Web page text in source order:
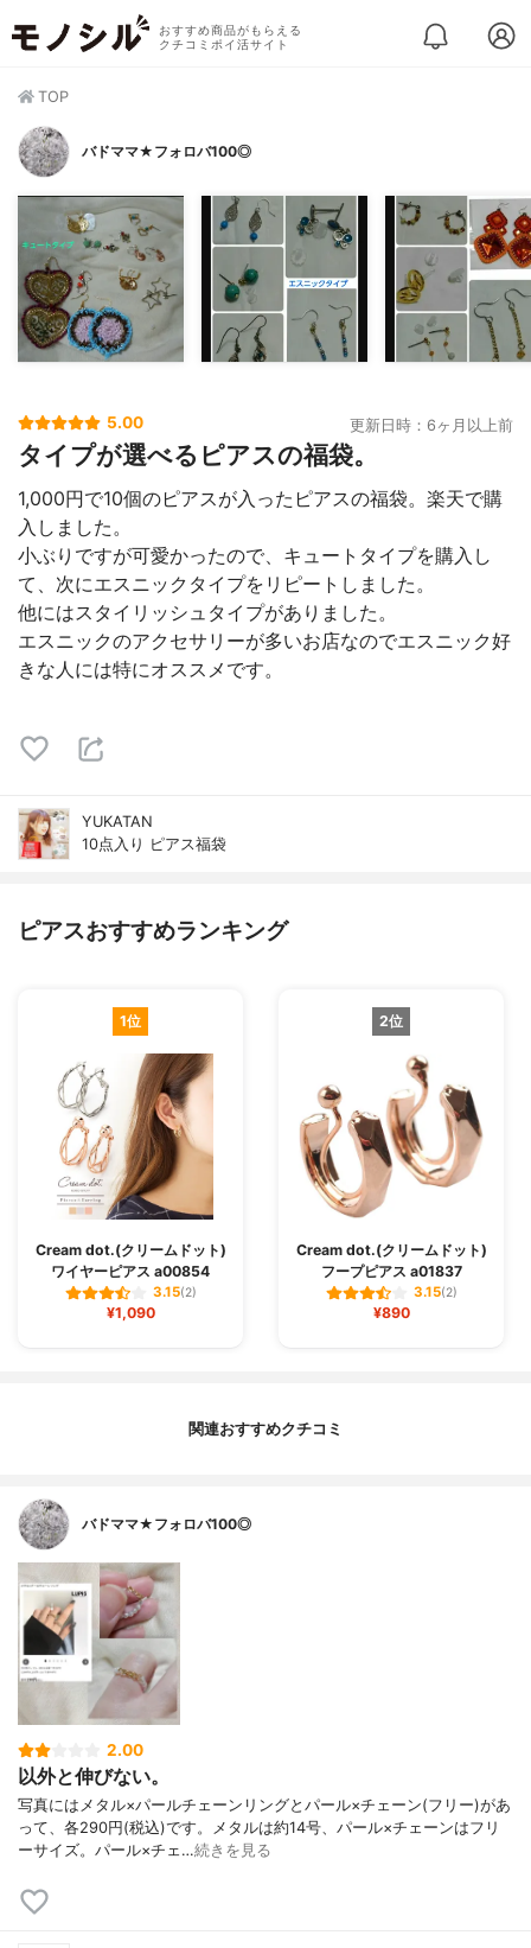
おすすめ商品がもらえる
クチコミポイ活サイト
TOP
バドママ★フォロバ100◎
5.00 更新日時：6ヶ月以上前
タイプが選べるピアスの福袋。
1,000円で10個のピアスが入ったピアスの福袋。楽天で購
入しました。
小ぶりですが可愛かったので、キュートタイプを購入し
て、次にエスニックタイプをリピートしました。
他にはスタイリッシュタイプがありました。
エスニックのアクセサリーが多いお店なのでエスニック好
きな人には特にオススメです。
YUKATAN
10点入り ピアス福袋
ピアスおすすめランキング
1位
Cream dot.(クリームドット)
ワイヤーピアス a00854
3.15(2)
¥1,090
2位
Cream dot.(クリームドット)
フープピアス a01837
3.15(2)
¥890
関連おすすめクチコミ
バドママ★フォロバ100◎
2.00
以外と伸びない。
写真にはメタル×パールチェーンリングとパール×チェーン(フリー)があ
って、各290円(税込)です。メタルは約14号、パール×チェーンはフリ
ーサイズ。パール×チェ…続きを見る